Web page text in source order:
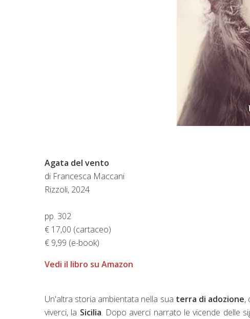
Agata del vento
di Francesca Maccani
Rizzoli, 2024
pp. 302
€ 17,00 (cartaceo)
€ 9,99 (e-book)
Vedi il libro su Amazon
Un'altra storia ambientata nella sua terra di adozione,
viverci, la Sicilia. Dopo averci narrato le vicende delle